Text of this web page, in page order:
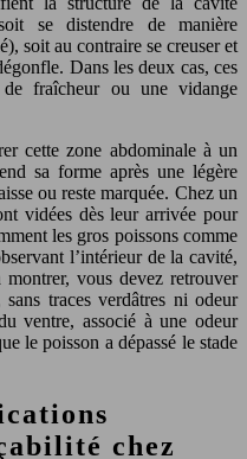
se distendre de manière
soit au contraire se creuser et
Dans les deux cas, ces
de fraîcheur ou une vidange
cette zone abdominale à un
sa forme après une légère
ou reste marquée. Chez un
vidées dès leur arrivée pour
les gros poissons comme
l’intérieur de la cavité,
vous devez retrouver
traces verdâtres ni odeur
ventre, associé à une odeur
le poisson a dépassé le stade
chez